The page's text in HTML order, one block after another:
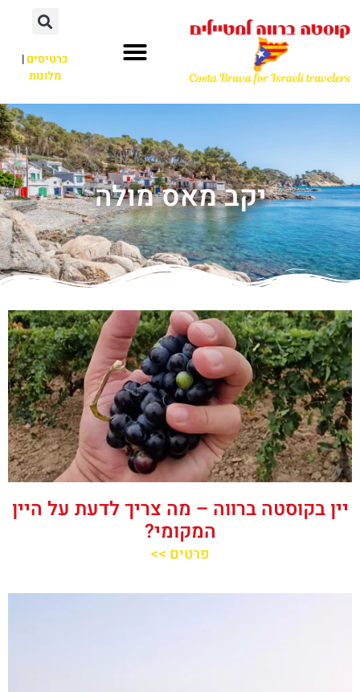
כרטיסים|
מלונות
יקב מאס מולה
יין בקוסטה ברווה – מה צריך לדעת על היין
המקומי?
פרטים >>